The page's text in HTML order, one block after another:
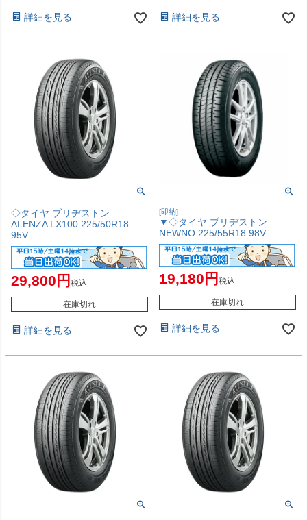
詳細を見る 詳細を見る
◇タイヤ ブリヂストン
ALENZA LX100 225/50R18
95V
29,800 税込
在庫切れ
詳細を見る
[即納]
▼◇タイヤ ブリヂストン
NEWNO 225/55R18 98V
19,180 税込
在庫切れ
詳細を見る